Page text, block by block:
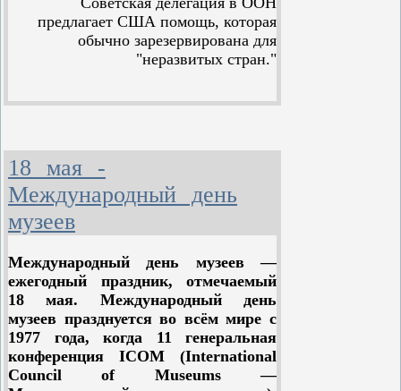
Приборный отсек представлял собой
тороидальный герметичный
контейнер, в котором размещались
бортовой вычислительный комплекс,
прочее. Снаружи на приборном
астронавигации.
предлагает США помощь, которая
обычно зарезервирована для
"неразвитых стран."
«Венера-1» впервые оказалась около Венеры.
18 мая -
Международный день
музеев
Международный день музеев —
ежегодный праздник, отмечаемый
18 мая. Международный день
музеев празднуется во всём мире с
1977 года, когда 11 генеральная
конференция ICOM (International
Council of Museums —